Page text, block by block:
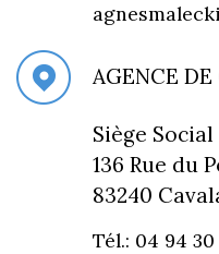
AGENCE DE
Siège Social
136 Rue du
83240
Tél.: 04 94